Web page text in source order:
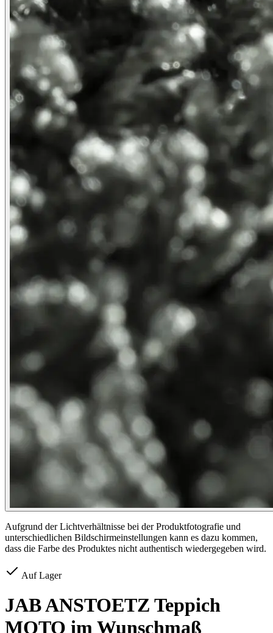
Aufgrund der Lichtverhältnisse bei der Produktfotografie und
unterschiedlichen Bildschirmeinstellungen kann es dazu kommen,
dass die Farbe des Produktes nicht authentisch wiedergegeben wird.
Auf Lager
JAB ANSTOETZ Teppich
MOTO im Wunschmaß